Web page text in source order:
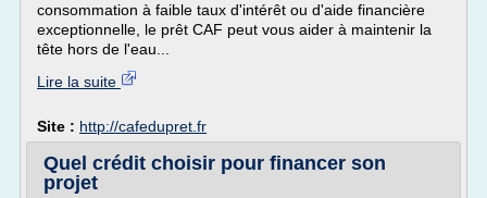
consommation à faible taux d'intérêt ou d'aide financière
exceptionnelle, le prêt CAF peut vous aider à maintenir la
tête hors de l'eau...
Lire la suite
Site : http://cafedupret.fr
Quel crédit choisir pour financer son
projet